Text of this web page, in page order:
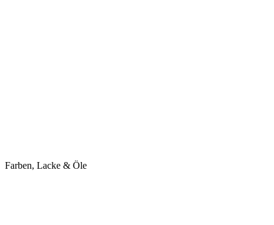
Farben, Lacke & Öle